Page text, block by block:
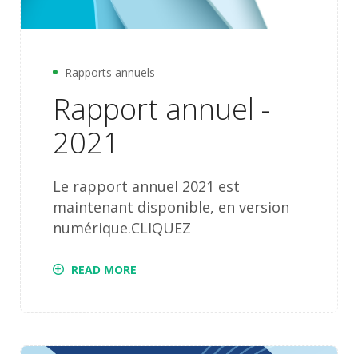
Rapports annuels
Rapport annuel -
2021
Le rapport annuel 2021 est
maintenant disponible, en version
numérique.CLIQUEZ
READ MORE